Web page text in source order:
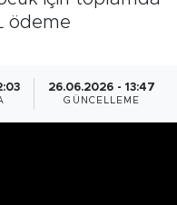
ödeme
26.06.2026 - 13:47
GÜNCELLEME